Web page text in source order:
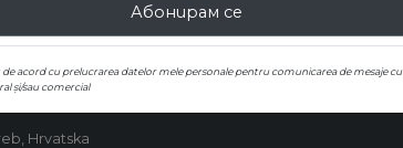
Hrvatska
Абонирам се
de acord cu prelucrarea datelor mele personale pentru comunicarea de mesaje cu
și/sau comercial